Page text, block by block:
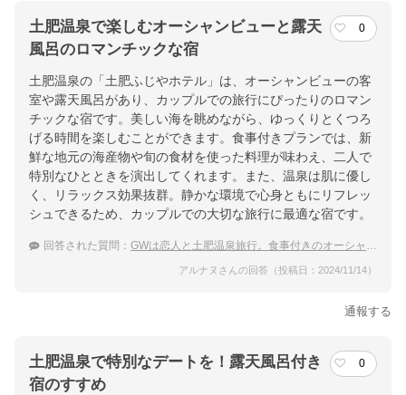
土肥温泉で楽しむオーシャンビューと露天
風呂のロマンチックな宿
0
土肥温泉の「土肥ふじやホテル」は、オーシャンビューの客
室や露天風呂があり、カップルでの旅行にぴったりのロマン
チックな宿です。美しい海を眺めながら、ゆっくりとくつろ
げる時間を楽しむことができます。食事付きプランでは、新
鮮な地元の海産物や旬の食材を使った料理が味わえ、二人で
特別なひとときを演出してくれます。また、温泉は肌に優し
く、リラックス効果抜群。静かな環境で心身ともにリフレッ
シュできるため、カップルでの大切な旅行に最適な宿です。
回答された質問： GWは恋人と土肥温泉旅行。食事付きのオーシャンビューの宿を教えて
アルナヌさんの回答（投稿日：2024/11/14）
通報する
土肥温泉で特別なデートを！露天風呂付き
宿のすすめ
0